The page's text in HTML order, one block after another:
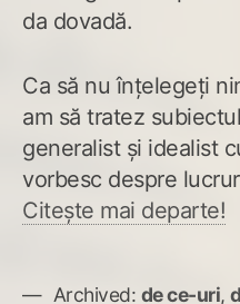
da dovadă.
Ca să nu înțelegeți
am să tratez
generalist și idealist
vorbesc despre
Citește mai departe!
Archived: de ce-uri,